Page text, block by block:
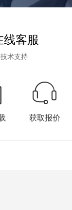
线客服
术支持

获取报价